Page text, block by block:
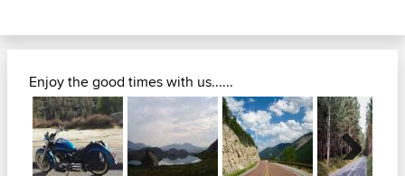
Enjoy the good times with us......